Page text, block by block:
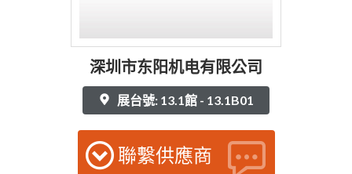
深圳市东阳机电有限公司
展台號: 13.1館 - 13.1B01
聯繫供應商